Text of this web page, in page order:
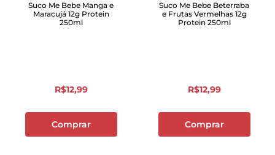
Suco Me Bebe Manga e
Maracujá 12g Protein
250ml
R$12,99
Comprar
Suco Me Bebe Beterraba
e Frutas Vermelhas 12g
Protein 250ml
R$12,99
Comprar